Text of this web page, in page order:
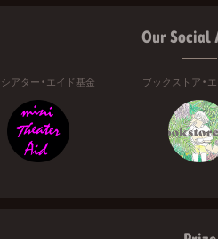
Our Social
アター・エイド基金 ブックストア・